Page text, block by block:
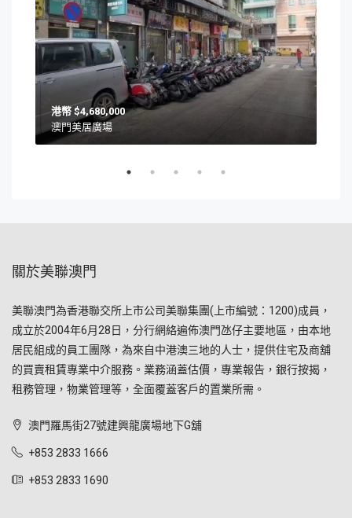
$4,680,000
澳門美居廣場
關於美聯澳門
美聯澳門為香港聯交所上市公司美聯集團(上市編號：1200)成員，
成立於2004年6月28日，分行網絡遍佈澳門氹仔主要地區，由本地
居民組成的員工團隊，為來自中港澳三地的人士，提供住宅及商舖
的買賣租賃專業中介服務。業務涵蓋估價，專業報告，銀行按揭，
租務管理，物業管理等，全面覆蓋客戶的置業所需。
澳門羅馬街27號建興龍廣場地下G舖
+853 2833 1666
+853 2833 1690